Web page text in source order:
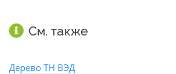
См. также
Дерево ТН ВЭД